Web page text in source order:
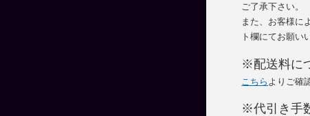
ご了承下さい。
また、お客様に
ト欄にてお願い
※配送料に
こちら よりご確
※代引き手